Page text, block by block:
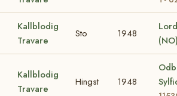
Kallblodig
Travare
Sto 1948
Kallblodig
Travare
Hingst 1948